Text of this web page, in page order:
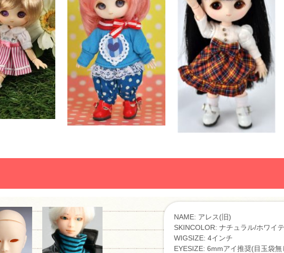
NAME: アレス(旧)
SKINCOLOR: ナチュラル/ホワイ
WIGSIZE: 4インチ
EYESIZE: 6mmアイ推奨(目玉袋無